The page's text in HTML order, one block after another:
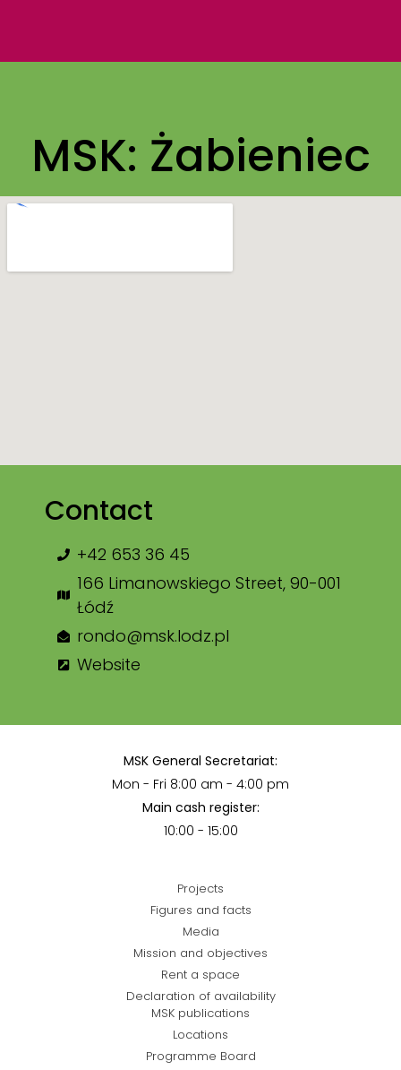
MSK: Żabieniec
Contact
+42 653 36 45
166 Limanowskiego Street, 90-001
Łódź
rondo@msk.lodz.pl
Website
MSK General Secretariat:
Mon - Fri 8:00 am - 4:00 pm
Main cash register:
10:00 - 15:00
Projects
Figures and facts
Media
Mission and objectives
Rent a space
Declaration of availability
MSK publications
Locations
Programme Board